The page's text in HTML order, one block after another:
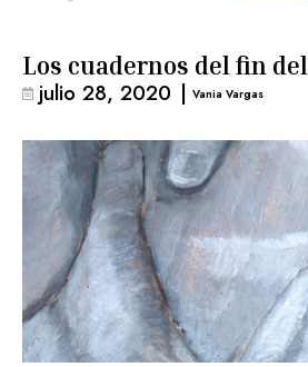
Los cuadernos del fin
julio 28, 2020 | Vania Vargas